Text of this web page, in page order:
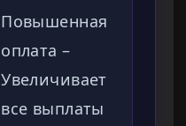
Повышенная
оплата –
Увеличивает
все выплаты